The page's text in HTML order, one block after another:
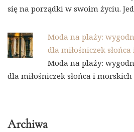
się na porządki w swoim życiu.
Moda na plaży:
dla miłośniczek
Moda na plaży:
dla miłośniczek słońca i
Archiwa